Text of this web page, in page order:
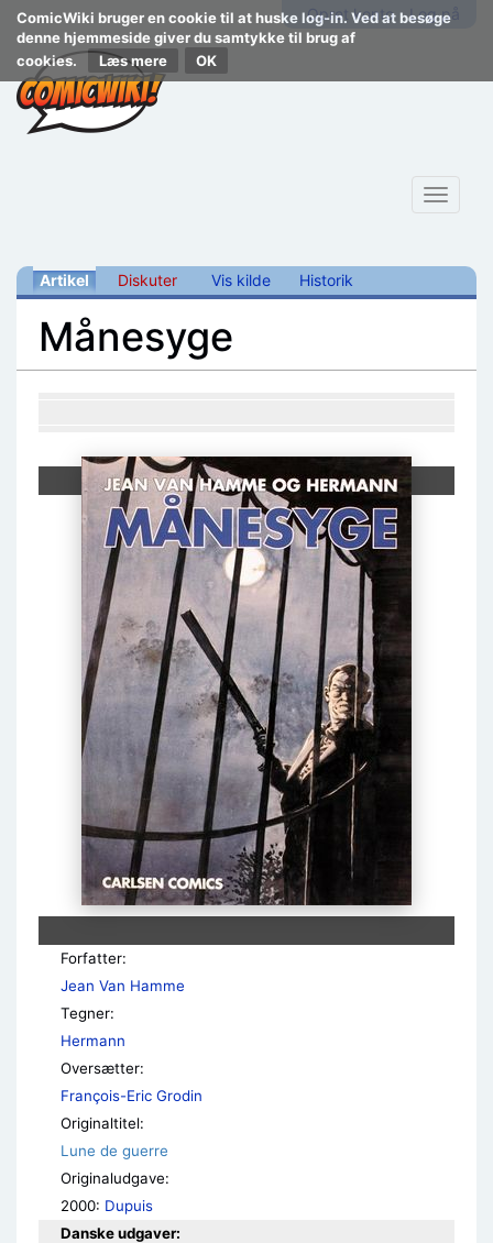
ComicWiki bruger en cookie til at huske log-in. Ved at besøge
denne hjemmeside giver du samtykke til brug af
cookies.
Læs mere
Opret konto Log på
Toggle
Artikel Diskuter Vis kilde Historik
Månesyge
Forfatter:
Jean Van Hamme
Tegner:
Hermann
Oversætter:
François-Eric Grodin
Originaltitel:
Lune de guerre
Originaludgave:
2000: Dupuis
Danske udgaver: